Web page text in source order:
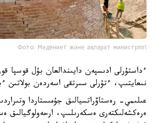
Фото: Мәдениет және ақпарат министрлігі
ءداستۇرلى ادىسپەن دايىندالعان بۇل قوسپا
نىعايتىپ، ءتۇرلى سىرتقى اسەردەن بولاتىن
عىلىمي- رەستاۆراتسيالىق جۇمىستاردا
ەرەكشەلىكتەرى ەسكەرىلىپ، ارحەولوگيالىق